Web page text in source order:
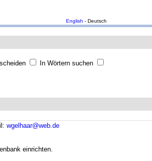
English - Deutsch
In Wörtern suchen
wgelhaar@web.de
einrichten.